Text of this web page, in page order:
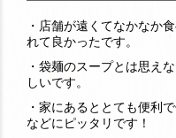
・店舗が遠くてなかなか
れて良かったです。
・袋麺のスープとは思え
しいです。
・家にあるととても便利
などにピッタリです！